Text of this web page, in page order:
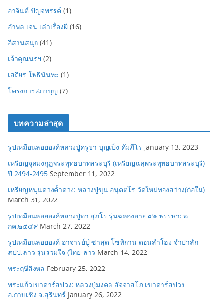
อาจินต์ ปัญจพรรค์ (1)
อำพล เจน เล่าเรื่องผี (16)
อีสานสนุก (41)
เจ้าคุณนรฯ (2)
เสถียร โพธินันทะ (1)
โครงการสภาบุญ (7)
บทความล่าสุด
รูปเหมือนลอยองค์หลวงปู่ครูบา บุญเป็ง คัมภีโร January 13, 2023
เหรียญจุลมงกุฏพระพุทธบาทสระบุรี (เหรียญฉลุพระพุทธบาทสระบุรี)
ปี 2494-2495 September 11, 2022
เหรียญหนุนดวงค้ำดวง: หลวงปู่ขุน อนุตตโร วัดใหม่ทองสว่าง(ก่อใน)
March 31, 2022
รูปเหมือนลอยองค์หลวงปู่หา สุภโร รุ่นฉลองอายุ ๙๑ พรรษา: ๒
กค.๒๕๕๙ March 27, 2022
รูปเหมือนลอยองค์ อาจารย์ปู่ ซาสุด โซทิกาน ดอนสำโฮง จำปาสัก
สปป.ลาว รุ่นรวมใจ (ไทย-ลาว March 14, 2022
พระฤษีสิงหล February 25, 2022
พระแก้วเขาดาร์สปวง: หลวงปู่มงคล สัจจาสโภ เขาดาร์สปวง
อ.กาบเชิง จ.สุรินทร์ January 26, 2022